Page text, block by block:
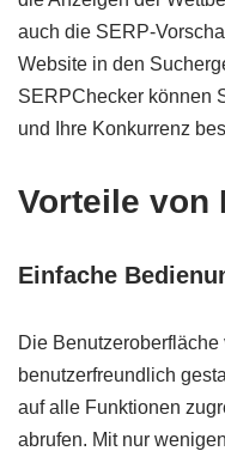
auch die SERP-
Website in den
SERPChecker können
und Ihre Konkurrenz
Vorteile von
Einfache
Die
benutzerfreundlich
auf alle Funktionen
abrufen. Mit nur